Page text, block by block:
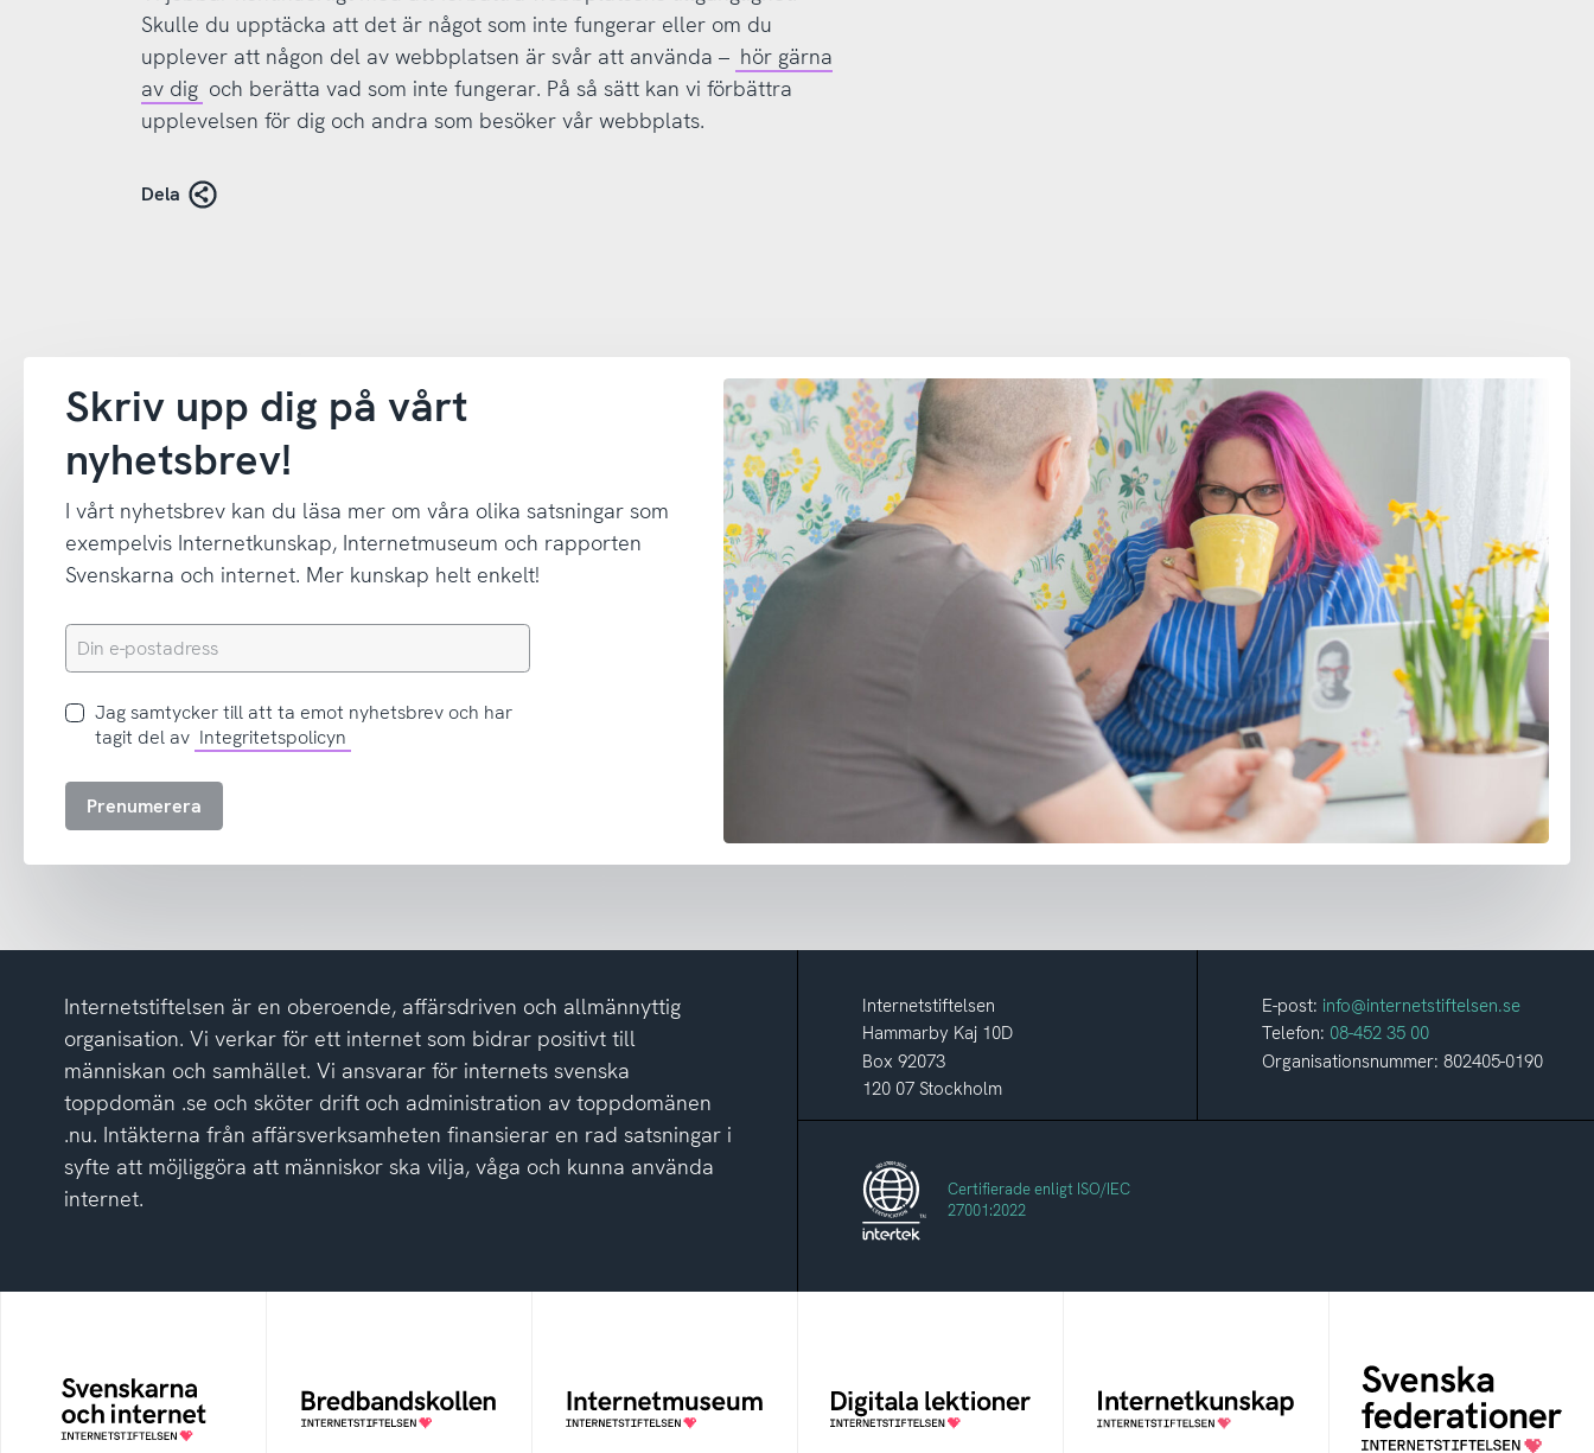
Skulle du upptäcka att det är något som inte fungerar eller om du
upplever att någon del av webbplatsen är svår att använda – hör gärna
av dig och berätta vad som inte fungerar. På så sätt kan vi förbättra
upplevelsen för dig och andra som besöker vår webbplats.
Dela
Skriv upp dig på vårt
nyhetsbrev!
I vårt nyhetsbrev kan du läsa mer om våra olika satsningar som
exempelvis Internetkunskap, Internetmuseum och rapporten
Svenskarna och internet. Mer kunskap helt enkelt!
Din
e-
Jag
samtycker
att
nyhetsbrev
tagit
av
integritetspolicyn
Jag samtycker till att ta emot nyhetsbrev och har
tagit del av Integritetspolicyn
Prenumerera
Internetstiftelsen är en oberoende, affärsdriven och allmännyttig
organisation. Vi verkar för ett internet som bidrar positivt till
människan och samhället. Vi ansvarar för internets svenska
toppdomän .se och sköter drift och administration av toppdomänen
.nu. Intäkterna från affärsverksamheten finansierar en rad satsningar i
syfte att möjliggöra att människor ska vilja, våga och kunna använda
internet.
Internetstiftelsen
Hammarby Kaj 10D
Box 92073
120 07 Stockholm
E-post: info@internetstiftelsen.se
Telefon: 08-452 35 00
Organisationsnummer: 802405-0190
Certifierade enligt ISO/IEC
27001:2022
En årlig studie av
svenska folkets
internetvanor
oberoende
konsumentverktyg som
Ett digitalt museum som
byggts, och kureras av
Internetstiftelsen
Öppen digital lärresurs
med färdiga lektioner för
alla stadier i grundskolan
hjälper dig att bli en
säker och medveten
Grunden för
medlemskap i en
sektors- eller
kontextspecifik